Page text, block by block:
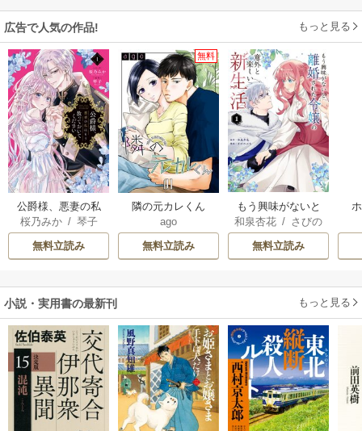
広告で人気の作品! もっと見る
公爵様、悪妻の私
はもう放っておい
てください
桜乃みか/ 琴子
無料立読み
無料
隣の元カレくん
ago
無料立読み
もう興味がないと
離婚された令嬢の
意外と楽しい新生
活
和泉杏花 / さびの
ぶち
無料立読み
小説・実用書の最新刊 もっと見る